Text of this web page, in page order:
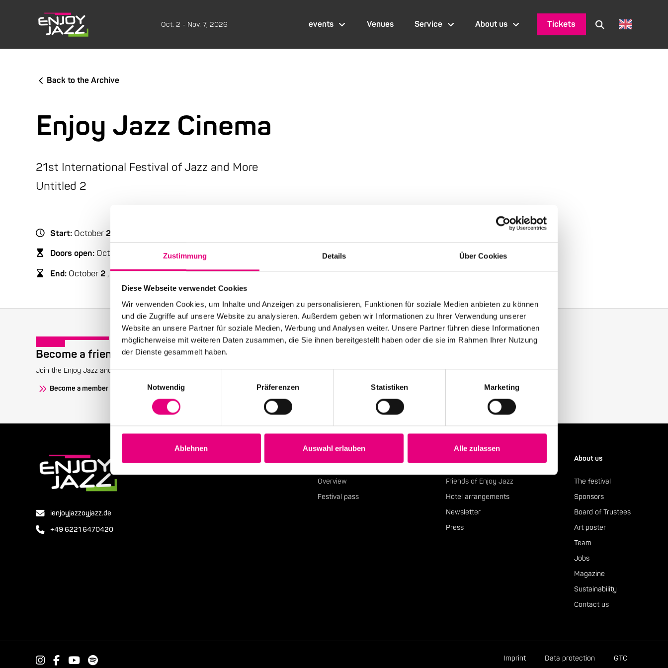
Zustimmung Details Über Cookies
Diese Webseite verwendet Cookies
Wir verwenden Cookies, um Inhalte und Anzeigen zu personalisieren, Funktionen für soziale Medien anbieten zu können
und die Zugriffe auf unsere Website zu analysieren. Außerdem geben wir Informationen zu Ihrer Verwendung unserer
Website an unsere Partner für soziale Medien, Werbung und Analysen weiter. Unsere Partner führen diese Informationen
möglicherweise mit weiteren Daten zusammen, die Sie ihnen bereitgestellt haben oder die sie im Rahmen Ihrer Nutzung
der Dienste gesammelt haben.
Einwilligungsauswahl
Notwendig
Präferenzen Statistiken Marketing
Ablehnen Auswahl erlauben Alle zulassen
Oct. 2 - Nov. 7, 2026 events Venues Service About us Tickets
Back to the Archive
Enjoy Jazz Cinema
21st International Festival of Jazz and More
Untitled 2
Start: October2
Doors open: October
, 2019 – 8:00 p.m.
End: October2 , 2019 – 8:00 p.m.
Become a friend!
Join the Enjoy Jazz and receive exclusive information about the festival.
Become a member
Receive the latest news regularly with our Enjoy Jazz.
Subscribe to our newsletter
ienjoyjazzoyjazz.de
+49 6221 6470420
Overview
Festival pass
Friends of Enjoy Jazz
Hotel arrangements
Newsletter
Press
About us
The festival
Sponsors
Board of Trustees
Art poster
Team
Jobs
Magazine
Sustainability
Contact us
Imprint Data protection GTC